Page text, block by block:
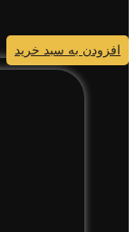
افزودن به سبد خرید